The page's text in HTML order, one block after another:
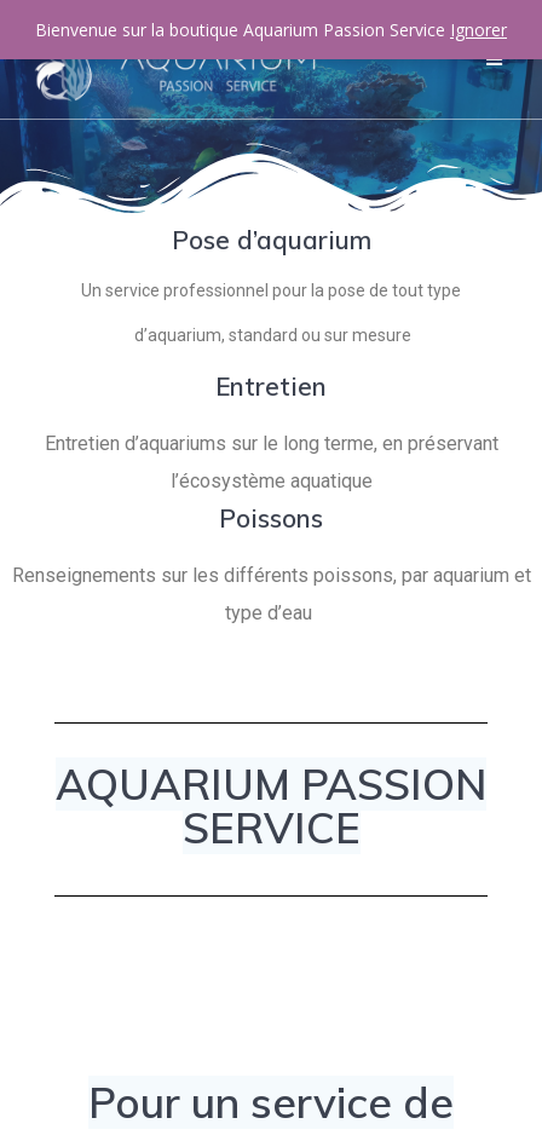
Pose d’aquarium
Un service professionnel pour la pose de tout type
d’aquarium, standard ou sur mesure
Entretien
Entretien d’aquariums sur le long terme, en préservant
l’écosystème aquatique
Poissons
Renseignements sur les différents poissons, par aquarium et
type d’eau
AQUARIUM PASSION
SERVICE
Pour un service de
Bienvenue sur la boutique Aquarium Passion Service Ignorer